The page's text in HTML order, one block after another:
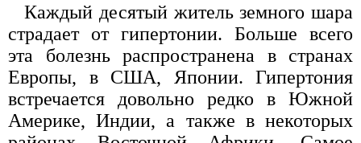
Каждый десятый житель земного шара
страдает от гипертонии. Больше всего
эта болезнь распространена в странах
Европы, в США, Японии. Гипертония
встречается довольно редко в Южной
Америке, Индии, а также в некоторых